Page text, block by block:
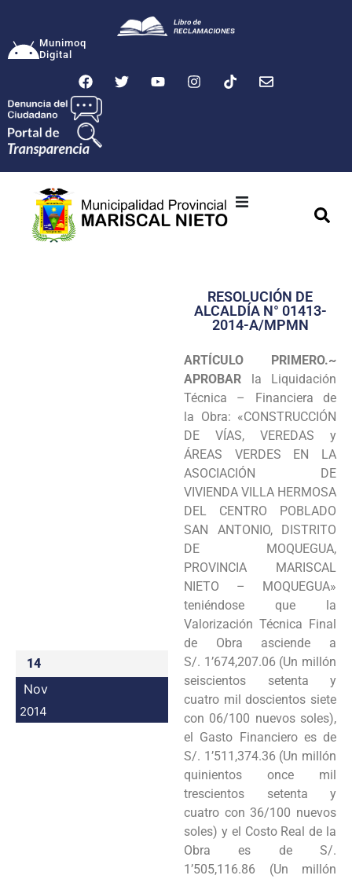
Munimoq
Digital
Transparencia
Programas
Intranet
14
Nov
2014
RESOLUCIÓN DE
ALCALDÍA N° 01413-
2014-A/MPMN
ARTÍCULO PRIMERO.~
APROBAR la Liquidación
Técnica – Financiera de
la Obra: «CONSTRUCCIÓN
DE VÍAS, VEREDAS y
ÁREAS VERDES EN LA
ASOCIACIÓN DE
VIVIENDA VILLA HERMOSA
DEL CENTRO POBLADO
SAN ANTONIO, DISTRITO
DE MOQUEGUA,
PROVINCIA MARISCAL
NIETO – MOQUEGUA»
teniéndose que la
Valorización Técnica Final
de Obra asciende a
S/. 1’674,207.06 (Un millón
seiscientos setenta y
cuatro mil doscientos siete
con 06/100 nuevos soles),
el Gasto Financiero es de
S/. 1’511,374.36 (Un millón
quinientos once mil
trescientos setenta y
cuatro con 36/100 nuevos
soles) y el Costo Real de la
Obra es de S/.
1’505,116.86 (Un millón